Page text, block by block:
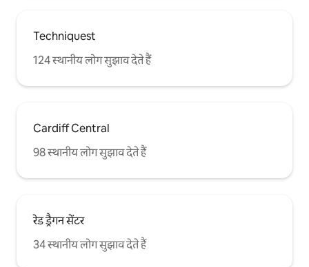
Techniquest
124 स्थानीय लोग सुझाव देते हैं
Cardiff Central
98 स्थानीय लोग सुझाव देते हैं
रेड ड्रैगन सेंटर
34 स्थानीय लोग सुझाव देते हैं